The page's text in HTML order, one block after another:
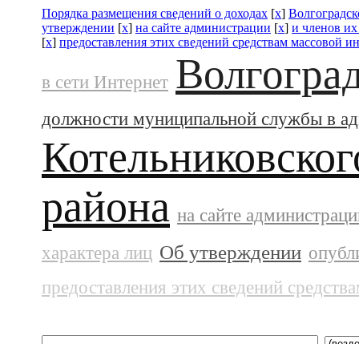
Порядка размещения сведений о доходах [x]
утверждении [x] на сайте администрации [x] и членов
[x] предоставления этих сведений средствам массовой
в сети Интернет
должности муниципальной службы в
района на сайте
характера лиц Об утверждении
предоставления этих сведений